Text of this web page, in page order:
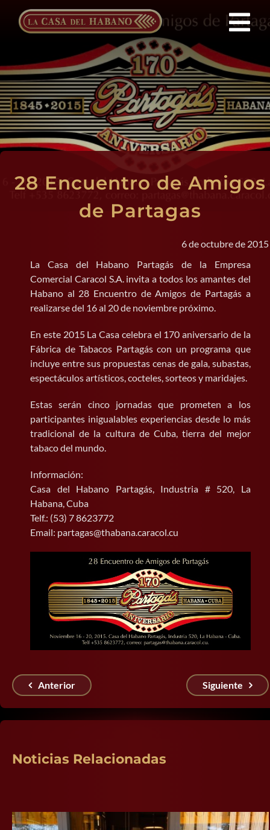
contenido
Franquicias
Productos
Noticias
Quienes Somos
BUSCAR:
28 Encuentro de Amigos
de Partagas
6 de octubre de 2015
La Casa del Habano Partagás de la Empresa
Comercial Caracol S.A. invita a todos los amantes del
Habano al 28 Encuentro de Amigos de Partagás a
realizarse del 16 al 20 de noviembre próximo.
En este 2015 La Casa celebra el 170 aniversario de la
Fábrica de Tabacos Partagás con un programa que
incluye entre sus propuestas cenas de gala, subastas,
espectáculos artísticos, cocteles, sorteos y maridajes.
Estas serán cinco jornadas que prometen a los
participantes inigualables experiencias desde lo más
tradicional de la cultura de Cuba, tierra del mejor
tabaco del mundo.
Información:
Casa del Habano Partagás, Industria # 520, La
Habana, Cuba
Telf.: (53) 7 8623772
Email: partagas@thabana.caracol.cu
Anterior Siguiente
Noticias Relacionadas